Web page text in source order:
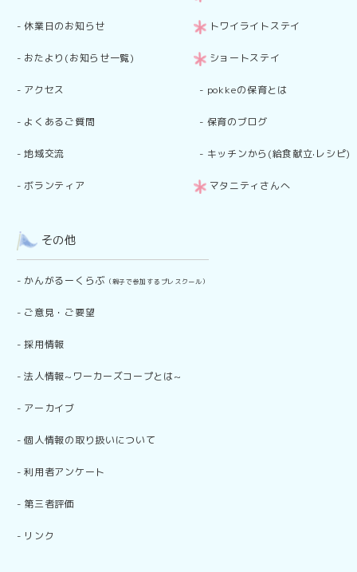
-休業日のお知らせ
- おたより(お知らせ一覧)
- アクセス
- よくあるご質問
-地域交流
- ボランティア
トワイライトステイ
ショートステイ
- pokkeの保育とは
- 保育のブログ
- キッチンから(給食献立·レシピ)
マタニティさんへ
その他
- かんがるーくらぶ （親子で参加するプレスクール）
- ご意見・ご要望
-採用情報
-法人情報~ワーカーズコープとは~
- アーカイブ
-個人情報の取り扱いについて
-利用者アンケート
- 第三者評価
- リンク